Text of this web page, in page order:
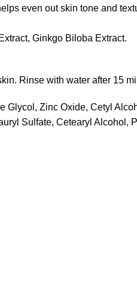
even out skin tone and
Ginkgo Biloba Extract.
Rinse with water after 15
Glycol, Zinc Oxide, Cetyl
Sulfate, Cetearyl Alcohol,